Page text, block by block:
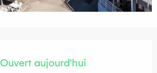
Ouvert aujourd'hui